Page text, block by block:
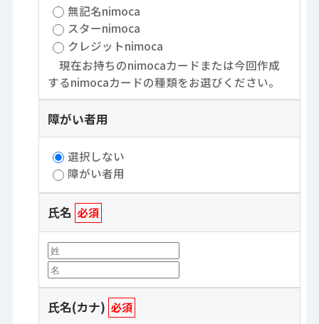
無記名nimoca
スターnimoca
クレジットnimoca
現在お持ちのnimocaカードまたは今回作成
するnimocaカードの種類をお選びください。
障がい者用
選択しない
障がい者用
氏名 必須
氏名(カナ) 必須